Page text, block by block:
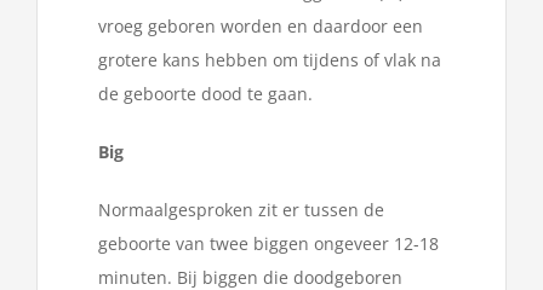
vroeg geboren worden en daardoor een
grotere kans hebben om tijdens of vlak na
de geboorte dood te gaan.
Big
Normaalgesproken zit er tussen de
geboorte van twee biggen ongeveer 12-18
minuten. Bij biggen die doodgeboren